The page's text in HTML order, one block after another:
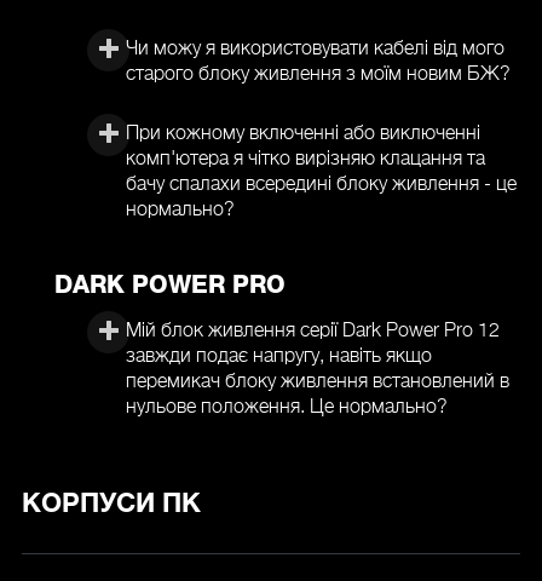
Чи можу я використовувати кабелі від мого
старого блоку живлення з моїм новим БЖ?
При кожному включенні або виключенні
комп'ютера я чітко вирізняю клацання та
бачу спалахи всередині блоку живлення - це
нормально?
DARK POWER PRO
Мій блок живлення серії Dark Power Pro 12
завжди подає напругу, навіть якщо
перемикач блоку живлення встановлений в
нульове положення. Це нормально?
КОРПУСИ ПК